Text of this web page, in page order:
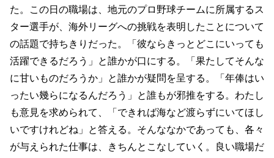
た。この日の職場は、地元のプロ野球チームに所属するス
ター選手が、海外リーグへの挑戦を表明したことについて
の話題で持ちきりだった。「彼ならきっとどこにいっても
活躍できるだろう」と誰かが口にする。「果たしてそんな
に甘いものだろうか」と誰かが疑問を呈する。「年俸はい
ったい幾らになるんだろう」と誰もが邪推をする。わたし
も意見を求められて、「できれば海など渡らずにいてほし
いですけれどね」と答える。そんななかであっても、各々
が与えられた仕事は、きちんとこなしていく。良い職場だ